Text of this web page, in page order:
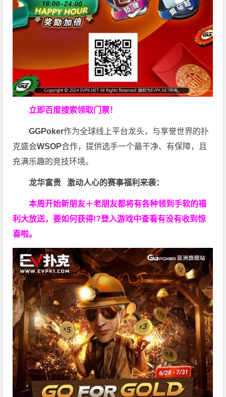
立即百度搜索领取门票！
GGPoker作为全球线上平台龙头，与享誉世界的扑
克盛会WSOP合作，提供选手一个最干净、有保障，且
充满乐趣的竞技环境。
龙华富贵 激动人心的赛事福利来袭：
本周开始新朋友＋老朋友都将有各种领到手软的福
利大放送，要如何获得!?登入游戏中查看有没有收到惊
喜啦。